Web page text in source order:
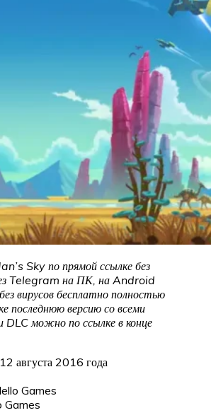
Sky по прямой ссылке без
Telegram на ПК, на Android
вирусов бесплатно полностью
последнюю версию со всеми
DLC можно по ссылке в конце
августа 2016 года
Games
Games